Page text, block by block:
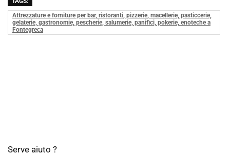
Attrezzature e forniture per bar, ristoranti, pizzerie, macellerie, pasticcerie,
gelaterie, gastronomie, pescherie, salumerie, panifici, pokerie, enoteche a
Fontegreca
Serve aiuto ?